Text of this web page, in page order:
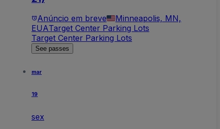
Anúncio em breve
Minneapolis, MN,
EUATarget Center Parking Lots
Target Center Parking Lots
See passes
mar
19
sex